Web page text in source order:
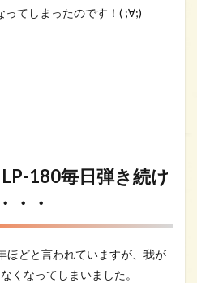
てしまったのです！( ;∀;)
180毎日弾き続け
・・
ほどと言われていますが、我が
くなってしまいました。